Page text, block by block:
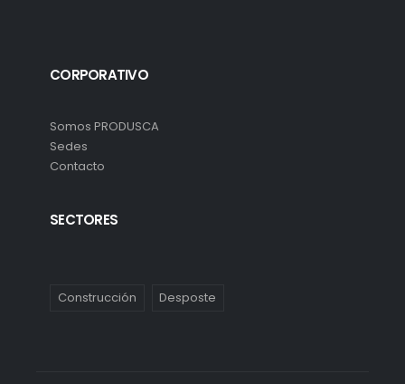
CORPORATIVO
Somos PRODUSCA
Sedes
Contacto
SECTORES
Construcción Desposte